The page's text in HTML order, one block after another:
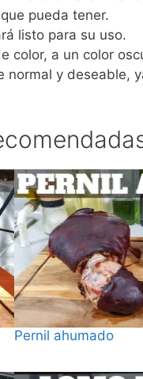
pueda tener.
listo para su uso.
color, a un color
y deseable,
Pernil ahumado